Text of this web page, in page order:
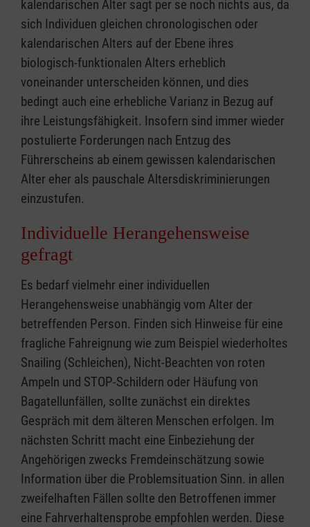
kalendarischen Alter sagt per se noch nichts aus, da
sich Individuen gleichen chronologischen oder
kalendarischen Alters auf der Ebene ihres
biologisch-funktionalen Alters erheblich
voneinander unterscheiden können, und dies
bedingt auch eine erhebliche Varianz in Bezug auf
ihre Leistungsfähigkeit. Insofern sind immer wieder
postulierte Forderungen nach Entzug des
Führerscheins ab einem gewissen kalendarischen
Alter eher als pauschale Altersdiskriminierungen
einzustufen.
Individuelle Herangehensweise
gefragt
Es bedarf vielmehr einer individuellen
Herangehensweise unabhängig vom Alter der
betreffenden Person. Finden sich Hinweise für eine
fragliche Fahreignung wie zum Beispiel wiederholtes
Snailing (Schleichen), Nicht-Beachten von roten
Ampeln und STOP-Schildern oder Häufung von
Bagatellunfällen, sollte zunächst ein direktes
Gespräch mit dem älteren Menschen erfolgen. Im
nächsten Schritt macht eine Einbeziehung der
Angehörigen zwecks Fremdeinschätzung sowie
Information über die Problemsituation Sinn. in allen
zweifelhaften Fällen sollte den Betroffenen immer
eine Fahrverhaltensprobe empfohlen werden. Diese